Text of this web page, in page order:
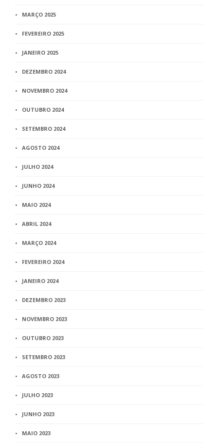
MARÇO 2025
FEVEREIRO 2025
JANEIRO 2025
DEZEMBRO 2024
NOVEMBRO 2024
OUTUBRO 2024
SETEMBRO 2024
AGOSTO 2024
JULHO 2024
JUNHO 2024
MAIO 2024
ABRIL 2024
MARÇO 2024
FEVEREIRO 2024
JANEIRO 2024
DEZEMBRO 2023
NOVEMBRO 2023
OUTUBRO 2023
SETEMBRO 2023
AGOSTO 2023
JULHO 2023
JUNHO 2023
MAIO 2023